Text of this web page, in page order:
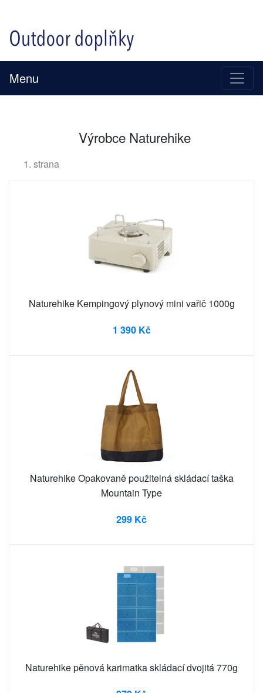
Menu
Výrobce Naturehike
1. strana
Naturehike Kempingový plynový mini vařič 1000g
1 390 Kč
Naturehike Opakovaně použitelná skládací taška
Mountain Type
299 Kč
Naturehike pěnová karimatka skládací dvojitá 770g